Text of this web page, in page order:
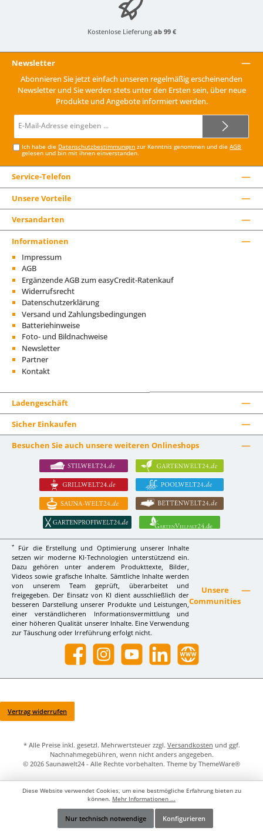
Kostenlose Lieferung ab 99 €
Newsletter
Abonnieren Sie jetzt einfach unseren regelmäßig erscheinenden
Newsletter und Sie werden stets unter den Ersten sein, über neue
Produkte und Angebote informiert werden.
Mail-
Ich habe die Datenschutzbestimmungen zur Kenntnis genommen und dieAGB
gelesen und bin mit ihnen einverstanden.
Service-Telefon
Unsere Vorteile
Versandarten
Informationen
Impressum
AGB
Ergänzende AGB zum easyCredit-Ratenkauf
Widerrufsrecht
Datenschutzerklärung
Versand und Zahlungsbedingungen
Batteriehinweise
Foto- und Bildnachweise
Newsletter
Partner
Kontakt
Ladengeschäft
Sicher Einkaufen
Besuchen Sie auch unsere weiteren Onlineshops
*
Für die Erstellung und Optimierung unserer Inhalte
setzen wir moderne KI-Technologien unterstützend ein.
Dazu gehören unter anderem Produkttexte, Bilder,
Videos sowie grafische Inhalte. Sämtliche Inhalte werden
von unserem Team geprüft, überarbeitet und
freigegeben. Der Einsatz von KI dient ausschließlich der
besseren Darstellung unserer Produkte und Leistungen,
einer verständlicheren Informationsvermittlung und
einer höheren Qualität unserer Inhalte. Eine Verwendung
zur Täuschung oder Irreführung erfolgt nicht.
Unsere
Communities
Facebook InstagramYouTube LinkedIn Website
Vertrag widerrufen
* Alle Preise inkl. gesetzl. Mehrwertsteuer zzgl. Versandkosten und ggf.
Nachnahmegebühren, wenn nicht anders angegeben.
© 2026 Saunawelt24 - Alle Rechte vorbehalten. Theme by ThemeWare®
Diese Website verwendet Cookies, um eine bestmögliche Erfahrung bieten zu
können. Mehr Informationen ...
Nur technisch notwendige Konfigurieren